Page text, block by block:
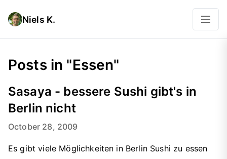
Niels K.
Posts in "Essen"
Sasaya - bessere Sushi gibt's in
Berlin nicht
October 28, 2009
Es gibt viele Möglichkeiten in Berlin Sushi zu essen